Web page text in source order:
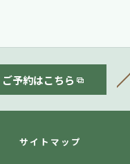
ご予約はこちら
サイトマップ